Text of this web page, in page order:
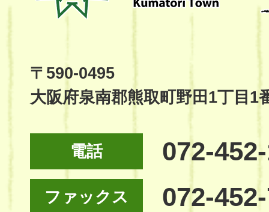
Kumatori
Site
〒590-0495
大阪府泉南郡熊取町野田1丁目1
電話 072-
ファックス 072-